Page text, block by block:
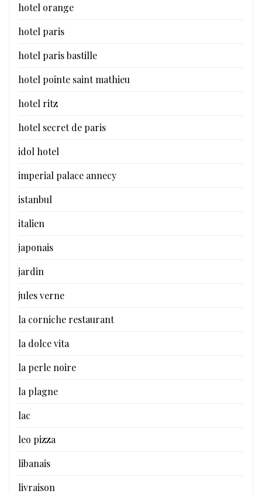
hotel orange
hotel paris
hotel paris bastille
hotel pointe saint mathieu
hotel ritz
hotel secret de paris
idol hotel
imperial palace annecy
istanbul
italien
japonais
jardin
jules verne
la corniche restaurant
la dolce vita
la perle noire
la plagne
lac
leo pizza
libanais
livraison